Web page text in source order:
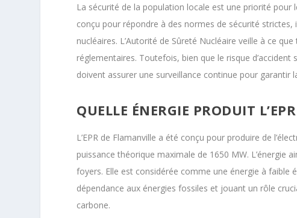
La sécurité de la population locale est une priorité pour
conçu pour répondre à des normes de sécurité
nucléaires. L’Autorité de Sûreté Nucléaire veille à ce
réglementaires. Toutefois, bien que le risque
doivent assurer une surveillance continue pour garantir
QUELLE ÉNERGIE PRODUIT
L’EPR de Flamanville a été conçu pour produire de
puissance théorique maximale de 1650 MW. L’énergie
foyers. Elle est considérée comme une énergie à
dépendance aux énergies fossiles et jouant un rôle
carbone.